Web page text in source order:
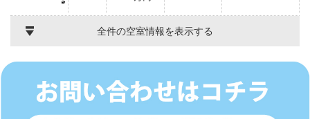
全件の空室情報を表示する